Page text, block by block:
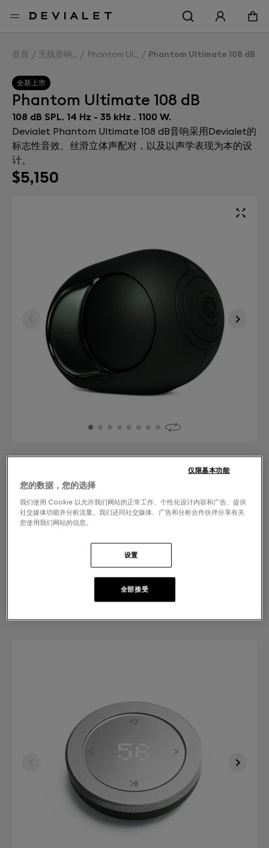
首頁 无线音响 Phantom Ultimate 108 dBPhantom Ultimate 108 dB
全新上市
Phantom Ultimate 108 dB
108 dB SPL. 14 Hz - 35 kHz . 1100 W.
Devialet Phantom Ultimate 108 dB音响采用Devialet的
标志性音效、丝滑立体声配对，以及以声学表现为本的设
计。
$5,150
Deep Forest
單聲道或立體聲：選擇您的體驗
您的数据，您的选择
我们使用 Cookie 以允许我们网站的正常工作、个性化设计内容和广告、提供
社交媒体功能并分析流量。我们还同社交媒体、广告和分析合作伙伴分享有关
您使用我们网站的信息。
设置
仅限基本功能
全部接受